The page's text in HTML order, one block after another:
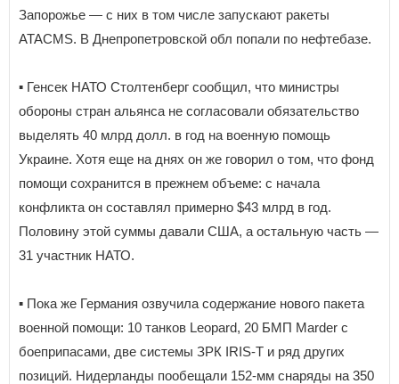
Запорожье — с них в том числе запускают ракеты
ATACMS. В Днепропетровской обл попали по нефтебазе.
▪️ Генсек НАТО Столтенберг сообщил, что министры
обороны стран альянса не согласовали обязательство
выделять 40 млрд долл. в год на военную помощь
Украине. Хотя еще на днях он же говорил о том, что фонд
помощи сохранится в прежнем объеме: с начала
конфликта он составлял примерно $43 млрд в год.
Половину этой суммы давали США, а остальную часть —
31 участник НАТО.
▪️ Пока же Германия озвучила содержание нового пакета
военной помощи: 10 танков Leopard, 20 БМП Marder с
боеприпасами, две системы ЗРК IRIS-T и ряд других
позиций. Нидерланды пообещали 152-мм снаряды на 350